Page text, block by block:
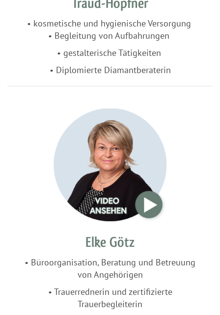
Traud-Höpfner
• kosmetische und hygienische Versorgung
• Begleitung von Aufbahrungen
• gestalterische Tätigkeiten
• Diplomierte Diamantberaterin
Elke Götz
• Büroorganisation, Beratung und Betreuung
von Angehörigen
• Trauerrednerin und zertifizierte
Trauerbegleiterin